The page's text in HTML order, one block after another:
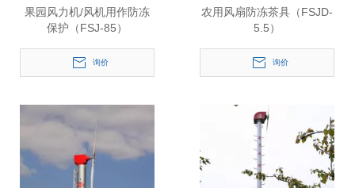
果园风力机/风机用作防冻
保护（FSJ-85）
询价
农用风扇防冻茶具（FSJD-
5.5）
询价